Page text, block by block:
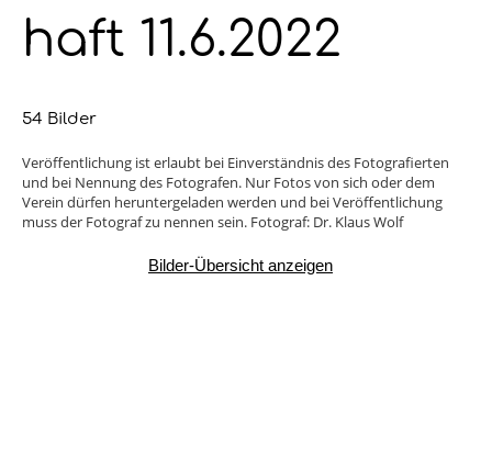
haft 11.6.2022
54 Bilder
Veröffentlichung ist erlaubt bei Einverständnis des Fotografierten
und bei Nennung des Fotografen. Nur Fotos von sich oder dem
Verein dürfen heruntergeladen werden und bei Veröffentlichung
muss der Fotograf zu nennen sein. Fotograf: Dr. Klaus Wolf
Bilder-Übersicht anzeigen